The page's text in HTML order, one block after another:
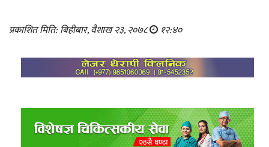
प्रकाशित मिति: बिहीबार, वैशाख २३, २०७८ १२:४०